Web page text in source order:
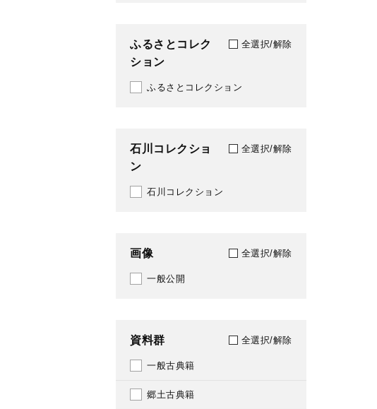
1922
1924
1926
1928
1929
1931
1932
1934
069
070
082
ふるさとコレク
ション
全選択/解除
ふるさとコレクション
石川コレクショ
ン
全選択/解除
石川コレクション
画像 全選択/解除
一般公開
資料群 全選択/解除
一般古典籍
郷土古典籍